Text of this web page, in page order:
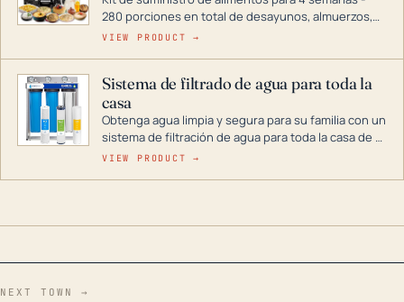
280 porciones en total de desayunos, almuerzos,
cenas y postres. Se puede almacenar durante
VIEW PRODUCT →
Sistema de filtrado de agua para toda la
casa
Obtenga agua limpia y segura para su familia con un
sistema de filtración de agua para toda la casa de 3
etapas. La tecnología avanzada de este filtro
en situaciones de emergencia.
VIEW PRODUCT →
NEXT TOWN →